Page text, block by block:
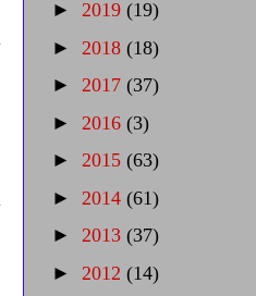
► 2019 (19)
► 2018 (18)
► 2017 (37)
► 2016 (3)
► 2015 (63)
► 2014 (61)
► 2013 (37)
► 2012 (14)